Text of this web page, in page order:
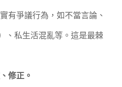
有爭議行為，如不當言論、
、私生活混亂等。這是最棘
修正。